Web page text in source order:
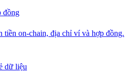
đồng
tiền on-chain, địa chỉ ví và hợp đồng.
dữ liệu